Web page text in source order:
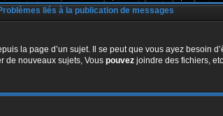
liés à la publication de messages
la page d’un sujet. Il se peut que vous ayez besoin
de nouveaux sujets, Vous pouvez joindre des fichiers,